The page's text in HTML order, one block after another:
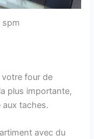
spm
votre four de
plus importante,
aux taches.
avec du